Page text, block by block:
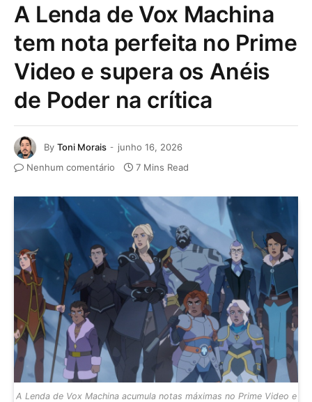
A Lenda de Vox Machina
tem nota perfeita no Prime
Video e supera os Anéis
de Poder na crítica
By Toni Morais
junho 16, 2026
Nenhum comentário
7 Mins Read
A Lenda de Vox Machina acumula notas máximas no Prime Video e